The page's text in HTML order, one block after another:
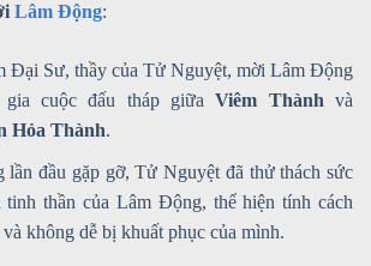
Lâm Động:
Đại Sư, thầy của Tử Nguyệt, mời Lâm Động
gia cuộc đấu tháp giữaViêm Thành và
Hỏa Thành.
lần đầu gặp gỡ, Tử Nguyệt đã thử thách sức
tinh thần của Lâm Động, thể hiện tính cách
không dễ bị khuất phục của mình.